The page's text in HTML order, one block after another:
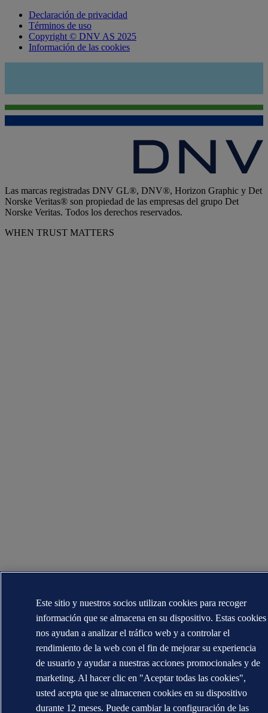
Declaración de privacidad
Términos de uso
Copyright © DNV AS 2025
Información de las cookies
Las marcas registradas DNV GL®, DNV®, Horizon Graphic y Det
Norske Veritas® son propiedad de las empresas del grupo Det
Norske Veritas. Todos los derechos reservados.
WHEN TRUST MATTERS
Este sitio y nuestros socios utilizan cookies para recoger
información que se almacena en su dispositivo. Estas cookies
nos ayudan a analizar el tráfico web y a controlar el
rendimiento de la web con el fin de mejorar su experiencia
de usuario y ayudar a nuestras acciones promocionales y de
marketing. Al hacer clic en "Aceptar todas las cookies",
usted acepta que se almacenen cookies en su dispositivo
durante 12 meses. Puede cambiar la configuración de las